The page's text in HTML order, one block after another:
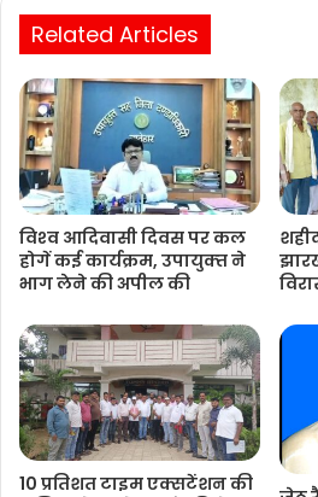
Related Articles
विश्‍व आदिवासी दिवस पर कल
होगें कई कार्यक्रम, उपायुक्‍त ने
भाग लेने की अपील की
10 प्रतिशत टाइम एक्सटेंशन की